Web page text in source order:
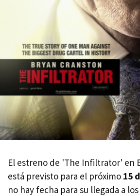
El estreno de 'The Infiltrator' en
está previsto para el próximo 15
no hay fecha para su llegada a